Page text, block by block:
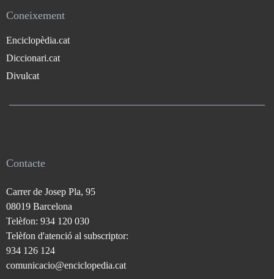
Coneixement
Enciclopèdia.cat
Diccionari.cat
Divulcat
Contacte
Carrer de Josep Pla, 95
08019 Barcelona
Telèfon: 934 120 030
Telèfon d'atenció al subscriptor:
934 126 124
comunicacio@enciclopedia.cat